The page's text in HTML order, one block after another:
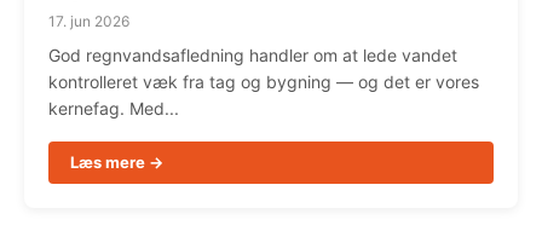
17. jun 2026
God regnvandsafledning handler om at lede vandet
kontrolleret væk fra tag og bygning — og det er vores
kernefag. Med...
Læs mere →